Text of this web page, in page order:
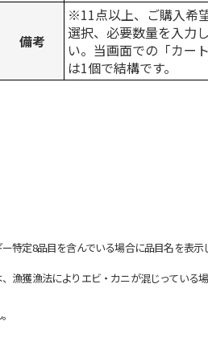
備考
※11点以上、ご購入希
選択、必要数量を入力
い。当画面での「カー
は1個で結構です。
定8品目を含んでいる場合に品目名を表示
獲漁法によりエビ・カニが混じっている